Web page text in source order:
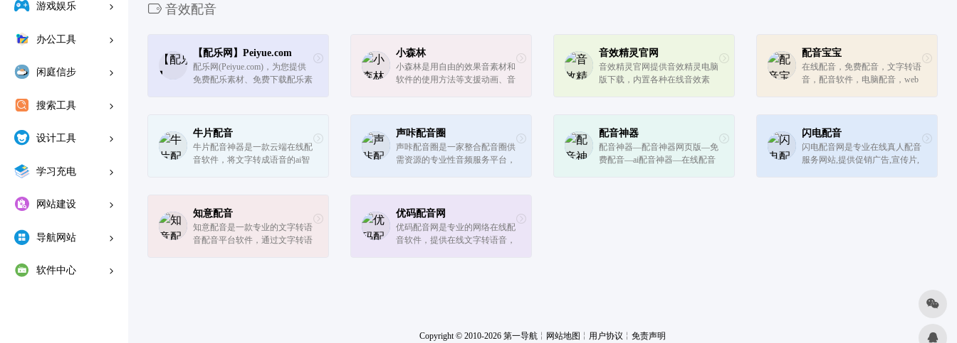
游戏娱乐
办公工具
闲庭信步
搜索工具
设计工具
学习充电
网站建设
导航网站
软件中心
音效配音
【配乐网】Peiyue.com
配乐网(Peiyue.com)，为您提供
免费配乐素材、免费下载配乐素
乐、企业歌等音乐和歌曲的创
作。
小森林
小森林是用自由的效果音素材和
软件的使用方法等支援动画、音
音效精灵官网
音效精灵官网提供音效精灵电脑
版下载，内置各种在线音效素
等。
配音宝宝
在线配音，免费配音，文字转语
音，配音软件，电脑配音，web
牛片配音
牛片配音神器是一款云端在线配
音软件，将文字转成语音的ai智
直接下载mp3音频文件。平台
还...
声咔配音圈
声咔配音圈是一家整合配音圈供
需资源的专业性音频服务平台，
域有丰富的经验，在线提供多...
配音神器
配音神器—配音神器网页版—免
费配音—ai配音神器—在线配音
闪电配音
闪电配音网是专业在线真人配音
服务网站,提供促销广告,宣传片,
知意配音
知意配音是一款专业的文字转语
音配音平台软件，通过文字转语
优码配音网
优码配音网是专业的网络在线配
音软件，提供在线文字转语音，
Copyright © 2010-2026 第一导航 ╎ 网站地图 ╎ 用户协议 ╎ 免责声明